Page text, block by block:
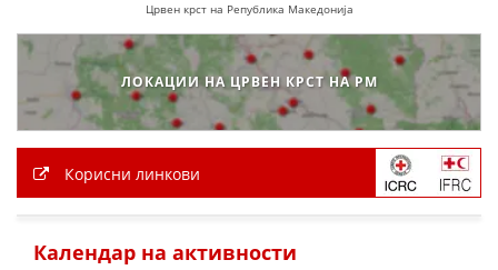
Црвен крст на Република Македонија
ЛОКАЦИИ НА ЦРВЕН КРСТ НА РМ
Корисни линкови
Календар на активности